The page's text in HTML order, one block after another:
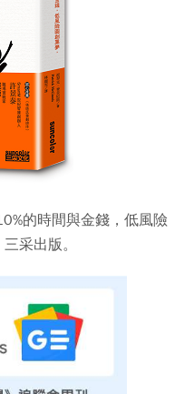
的時間與金錢，低風險
采出版。